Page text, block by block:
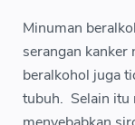
Minuman
serangan
beralkohol juga
tubuh. Selain itu